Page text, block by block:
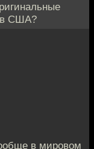
в США?
в мировом